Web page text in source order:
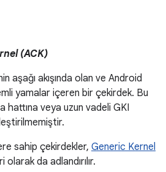
(ACK)
aşağı akışında olan ve Android
yamalar içeren bir çekirdek. Bu
hattına veya uzun vadeli GKI
sahip çekirdekler, Generic Kernel
olarak da adlandırılır.